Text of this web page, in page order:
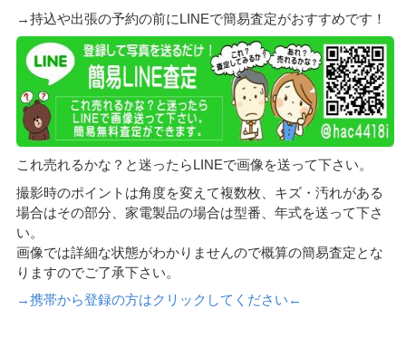
→持込や出張の予約の前にLINEで簡易査定がおすすめです！
これ売れるかな？と迷ったらLINEで画像を送って下さい。
撮影時のポイントは角度を変えて複数枚、キズ・汚れがある
場合はその部分、家電製品の場合は型番、年式を送って下さ
い。
画像では詳細な状態がわかりませんので概算の簡易査定とな
りますのでご了承下さい。
→携帯から登録の方はクリックしてください←